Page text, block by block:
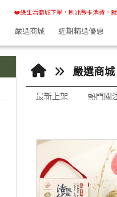
❤️綠生活商城下單，刷兆豐卡消費，
嚴選商城 近期精選優惠
嚴選商城
最新上架 熱門關